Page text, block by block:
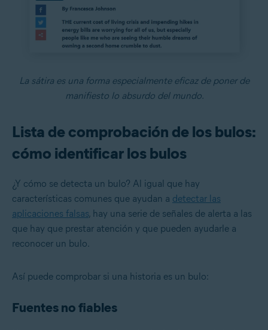
La sátira es una forma especialmente eficaz de poner de
manifiesto lo absurdo del mundo.
Lista de comprobación de los bulos:
cómo identificar los bulos
¿Y cómo se detecta un bulo? Al igual que hay
características comunes que ayudan a detectar las
aplicaciones falsas, hay una serie de señales de alerta a las
que hay que prestar atención y que pueden ayudarle a
reconocer un bulo.
Así puede comprobar si una historia es un bulo:
Fuentes no fiables